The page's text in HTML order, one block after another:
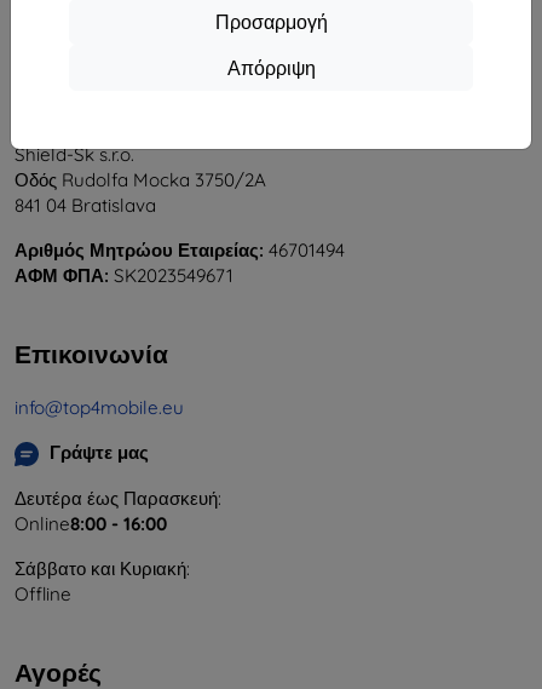
Προσαρμογή
Απόρριψη
Shield-Sk s.r.o.
Οδός Rudolfa Mocka 3750/2A
841 04 Bratislava
Αριθμός Μητρώου Εταιρείας: 46701494
ΑΦΜ ΦΠΑ: SK2023549671
Επικοινωνία
info@top4mobile.eu
Γράψτε μας
Δευτέρα έως Παρασκευή:
Online8:00 - 16:00
Σάββατο και Κυριακή:
Offline
Αγορές